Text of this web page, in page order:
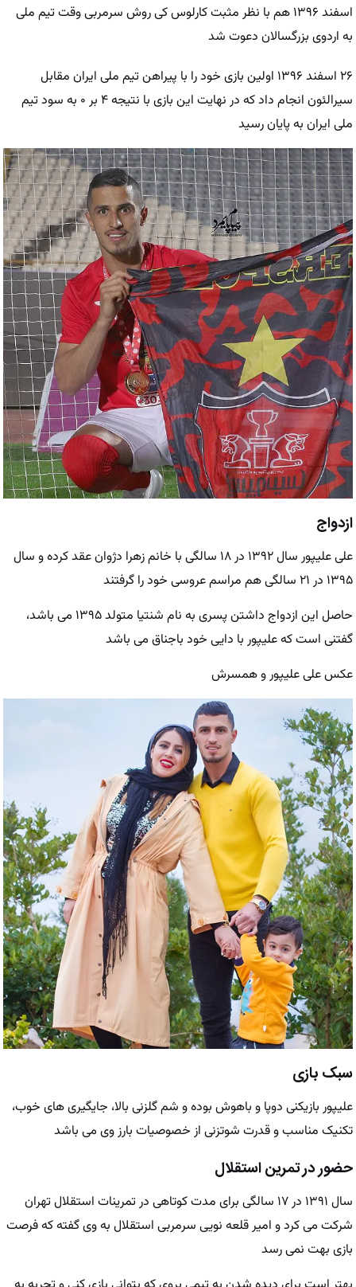
اسفند ۱۳۹۶ هم با نظر مثبت کارلوس کی روش سرمربی وقت تیم ملی
به اردوی بزرگسالان دعوت شد
۲۶ اسفند ۱۳۹۶ اولین بازی خود را با پیراهن تیم ملی ایران مقابل
سیرالئون انجام داد که در نهایت این بازی با نتیجه ۴ بر ۰ به سود تیم
ملی ایران به پایان رسید
ازدواج
علی علیپور سال ۱۳۹۲ در ۱۸ سالگی با خانم زهرا دژوان عقد کرده و سال
۱۳۹۵ در ۲۱ سالگی هم مراسم عروسی خود را گرفتند
حاصل این ازدواج داشتن پسری به نام شنتیا متولد ۱۳۹۵ می باشد،
گفتنی است که علیپور با دایی خود باجناق می باشد
عکس علی علیپور و همسرش
سبک بازی
علیپور بازیکنی دوپا و باهوش بوده و شم گلزنی بالا، جایگیری های خوب،
تکنیک مناسب و قدرت شوتزنی از خصوصیات بارز وی می باشد
حضور در تمرین استقلال
سال ۱۳۹۱ در ۱۷ سالگی برای مدت کوتاهی در تمرینات استقلال تهران
شرکت می کرد و امیر قلعه نویی سرمربی استقلال به وی گفته که فرصت
بازی بهت نمی رسد